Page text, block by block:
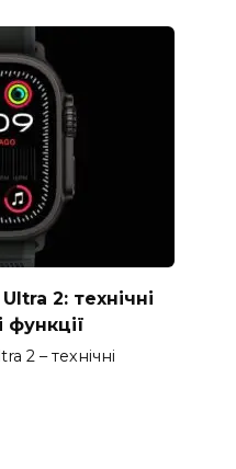
2: технічні
функції
2 – технічні